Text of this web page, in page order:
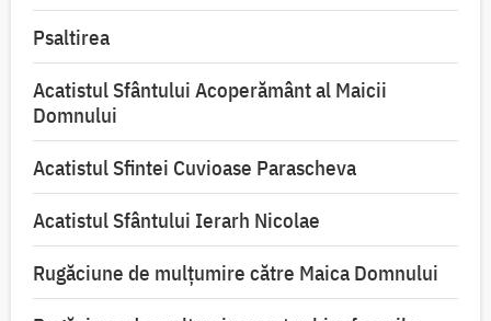
Psaltirea
Acatistul Sfântului Acoperământ al Maicii
Domnului
Acatistul Sfintei Cuvioase Parascheva
Acatistul Sfântului Ierarh Nicolae
Rugăciune de mulţumire către Maica Domnului